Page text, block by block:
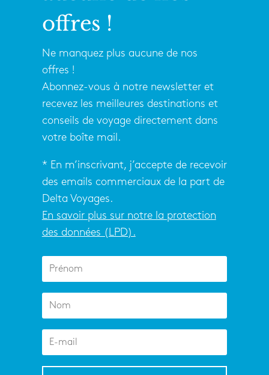
offres !
Ne manquez plus aucune de nos
offres !
Abonnez-vous à notre newsletter et
recevez les meilleures destinations et
conseils de voyage directement dans
votre boîte mail.
* En m’inscrivant, j’accepte de recevoir
des emails commerciaux de la part de
Delta Voyages.
En savoir plus sur notre la protection
des données (LPD).